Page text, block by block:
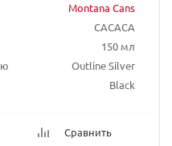
Montana Cans
CACACA
150 мл
Outline Silver
Black
Сравнить